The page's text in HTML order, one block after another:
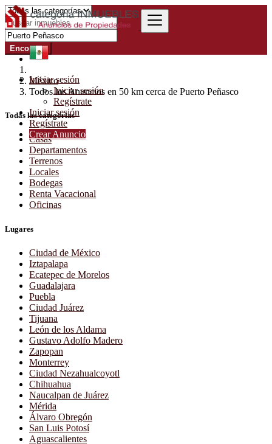
Iniciar sesión
Iniciar sesión
Regístrate
Iniciar sesión
Regístrate
Crear Anuncio
Encontrar
México
Todos los Anuncios en 50 km cerca de Puerto Peñasco
Todas las categorías
Casas
Departamentos
Terrenos
Locales
Bodegas
Renta Vacacional
Oficinas
Lugares
Ciudad de México
Iztapalapa
Ecatepec de Morelos
Guadalajara
Puebla
Ciudad Juárez
Tijuana
León de los Aldama
Gustavo Adolfo Madero
Zapopan
Monterrey
Ciudad Nezahualcoyotl
Chihuahua
Naucalpan de Juárez
Mérida
Álvaro Obregón
San Luis Potosí
Aguascalientes